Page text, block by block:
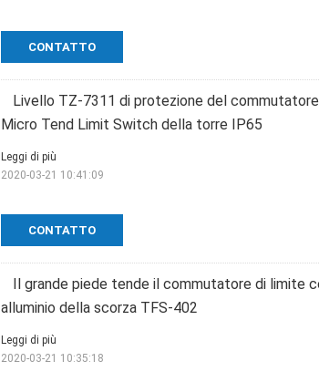
CONTATTO
Livello TZ-7311 di protezione del
Micro Tend Limit Switch della torre IP65
CONTATTO
Leggi di più
2020-03-21 10:41:09
Il grande piede tende il commutatore di limite
alluminio della scorza TFS-402
Leggi di più
2020-03-21 10:35:18